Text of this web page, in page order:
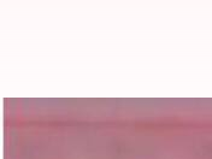
Shane